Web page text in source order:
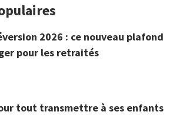
2026 : ce nouveau plafond
pour les retraités
tout transmettre à ses enfants